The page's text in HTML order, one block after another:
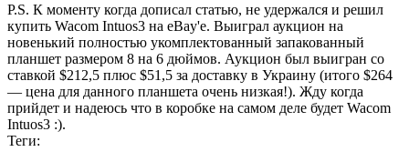
P.S. К моменту когда дописал статью, не удержался и решил
купить Wacom Intuos3 на eBay'е. Выиграл аукцион на
новенький полностью укомплектованный запакованный
планшет размером 8 на 6 дюймов. Аукцион был выигран со
ставкой $212,5 плюс $51,5 за доставку в Украину (итого $264
— цена для данного планшета очень низкая!). Жду когда
прийдет и надеюсь что в коробке на самом деле будет Wacom
Intuos3 :).
Теги: